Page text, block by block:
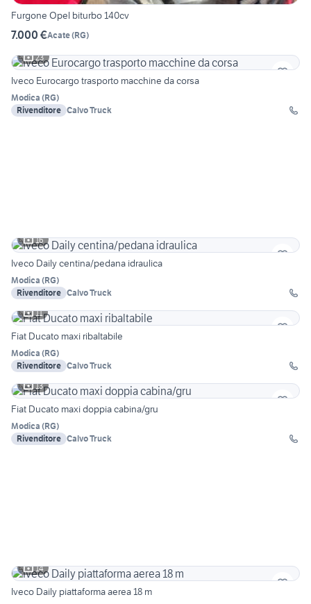
Furgone Opel biturbo 140cv
7.000 €Acate(RG)
23
Iveco Eurocargo trasporto macchine da corsa
Modica (RG)
Rivenditore Calvo Truck
16
Iveco Daily centina/pedana idraulica
Modica (RG)
Rivenditore Calvo Truck
11
Fiat Ducato maxi ribaltabile
Modica (RG)
Rivenditore Calvo Truck
13
Fiat Ducato maxi doppia cabina/gru
Modica (RG)
Rivenditore Calvo Truck
14
Iveco Daily piattaforma aerea 18 m